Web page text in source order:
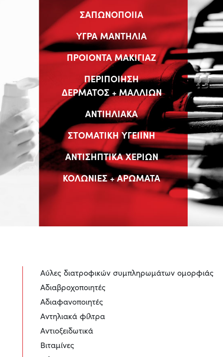
ΣΑΠΩΝΟΠΟΙΙΑ
ΥΓΡΑ ΜΑΝΤΗΛΙΑ
ΠΡΟΙΟΝΤΑ ΜΑΚΙΓΙΑΖ
ΠΕΡΙΠΟΙΗΣΗ
ΔΕΡΜΑΤΟΣ + ΜΑΛΛΙΩΝ
ΑΝΤΙΗΛΙΑΚΑ
ΣΤΟΜΑΤΙΚΗ ΥΓΕΙΙΝΗ
ΑΝΤΙΣΗΠΤΙΚΑ ΧΕΡΙΩΝ
ΚΟΛΩΝΙΕΣ + ΑΡΩΜΑΤΑ
Aύλες διατροφικών συμπληρωμάτων ομορφιάς
Αδιαβροχοποιητές
Αδιαφανοποιητές
Αντηλιακά φίλτρα
Αντιοξειδωτικά
Βιταμίνες